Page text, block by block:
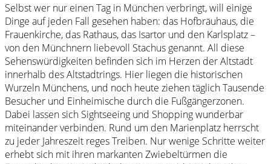
Selbst wer nur einen Tag in München verbringt, will einige
Dinge auf jeden Fall gesehen haben: das Hofbräuhaus, die
Frauenkirche, das Rathaus, das Isartor und den Karlsplatz –
von den Münchnern liebevoll Stachus genannt. All diese
Sehenswürdigkeiten befinden sich im Herzen der Altstadt
innerhalb des Altstadtrings. Hier liegen die historischen
Wurzeln Münchens, und noch heute ziehen täglich Tausende
Besucher und Einheimische durch die Fußgängerzonen.
Dabei lassen sich Sightseeing und Shopping wunderbar
miteinander verbinden. Rund um den Marienplatz herrscht
zu jeder Jahreszeit reges Treiben. Nur wenige Schritte weiter
erhebt sich mit ihren markanten Zwiebeltürmen die